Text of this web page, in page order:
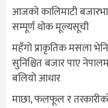
आजको कालिमाटी
सम्पूर्ण थोक मूल्यसूची
महँगो प्राकृतिक मसला
सुनिश्चित बजार पाए
बलियो आधार
माछा, फलफूल र